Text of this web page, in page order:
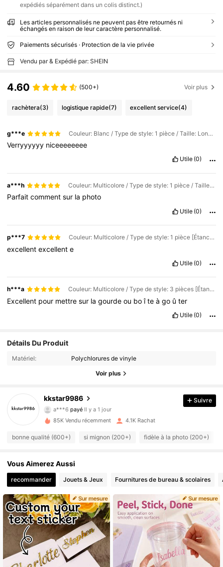
expédiés séparément dans un colis distinct.)
Les articles personnalisés ne peuvent pas être retournés ni
échangés en raison de leur caractère personnalisé.
Paiements sécurisés · Protection de la vie privée
Vendu par & Expédié par: SHEIN
4.60 (500+) Voir plus
rachètera(3) logistique rapide(7) excellent service(4)
g***e Couleur: Blanc / Type de style: 1 pièce / Taille: Longueur - 8 pouces/20,32 cm
Verryyyyyy niceeeeeeee
Utile (0)
a***h Couleur: Multicolore / Type de style: 1 pièce / Taille: Longueur - 4 pouces/10,16 cm
Parfaitcommentsur la photo
Utile (0)
p***7 Couleur: Multicolore / Type de style: 1 pièce [Étanche/Résistant à l'huile] / Taille: Longueur - 8 pouces/20,32 cm
excellentexcellente
Utile (0)
h***a Couleur: Multicolore / Type de style: 3 pièces [Étanche/Résistant à l'huile] / Taille: Longueur - 5 pouces/12,7 cm
Excellent pour mettresur lagourdeou boîteàgo ûter
Utile (0)
Détails Du Produit
Matériel: Polychlorures de vinyle
Voir plus
kkstar9986
4.70
595 Suiveurs
a***6 payé Il y a 1 jour
4.70 595 Suiveurs
4.70 595 Suiveurs
4.70 595 Suiveurs
4.70 595 Suiveurs
Suivre
85K Vendu récemment 4.1K Rachat
bonne qualité (600+) si mignon (200+) fidèle à la photo (200+)
Vous Aimerez Aussi
recommander Jouets & Jeux Fournitures de bureau & scolaires